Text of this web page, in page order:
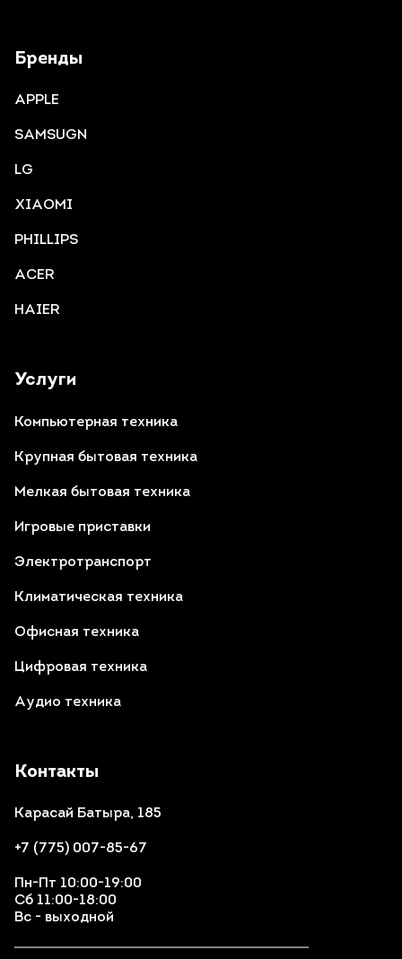
Контакты
Карасай Батыра, 185
+7 (775) 007-85-67
Пн-Пт 10:00-19:00
Сб 11:00-18:00
Вс - выходной
Услуги
Компьютерная техника
Крупная бытовая техника
Мелкая бытовая техника
Игровые приставки
Электротранспорт
Климатическая техника
Офисная техника
Цифровая техника
Аудио техника
Бренды
APPLE
SAMSUGN
LG
XIAOMI
PHILLIPS
ACER
HAIER